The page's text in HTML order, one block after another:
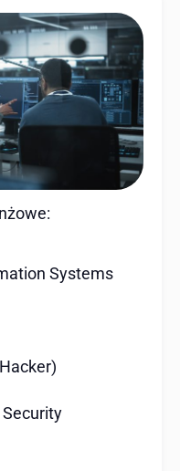
Systems
Security